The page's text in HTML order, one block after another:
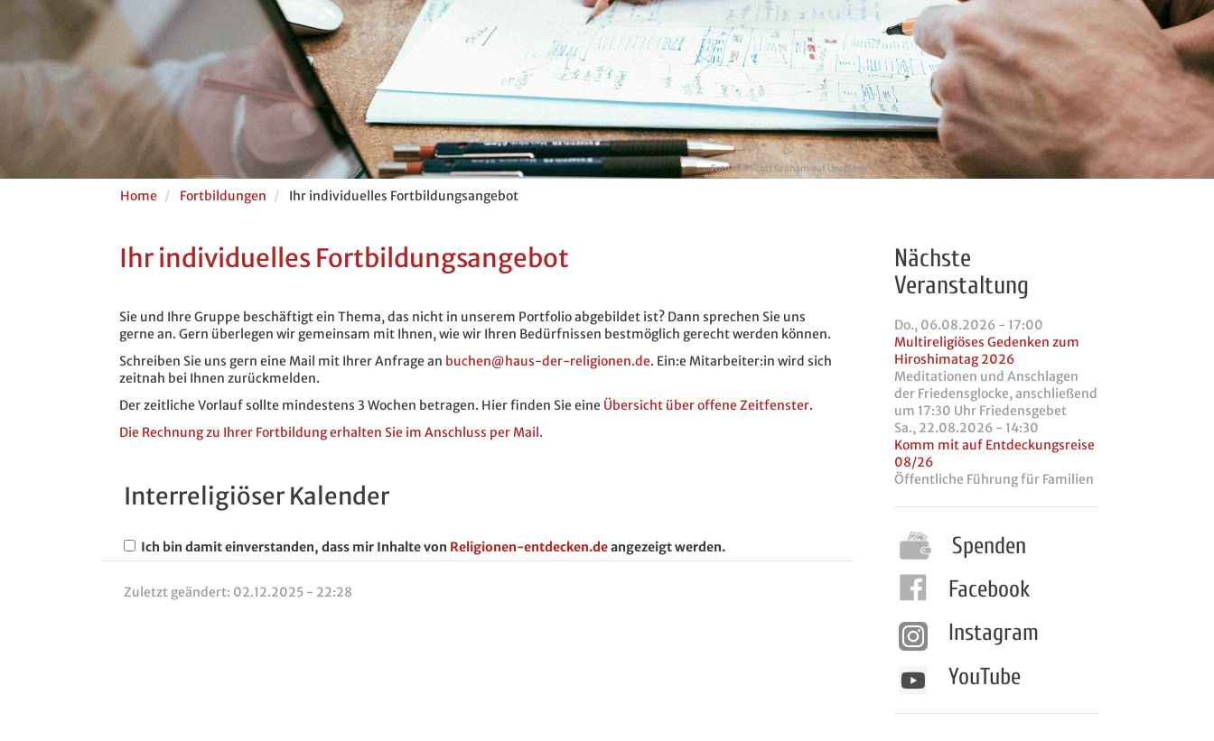
Home Fortbildungen Ihr individuelles Fortbildungsangebot
Ihr individuelles Fortbildungsangebot
Foto vonScott GrahamaufUnsplash
Sie und Ihre Gruppe beschäftigt ein Thema, das nicht in unserem Portfolio abgebildet ist? Dann sprechen Sie uns
gerne an. Gern überlegen wir gemeinsam mit Ihnen, wie wir Ihren Bedürfnissen bestmöglich gerecht werden können.
Schreiben Sie uns gern eine Mail mit Ihrer Anfrage an buchen@haus-der-religionen.de. Ein:e Mitarbeiter:in wird sich
zeitnah bei Ihnen zurückmelden.
Der zeitliche Vorlauf sollte mindestens 3 Wochen betragen. Hier finden Sie eine Übersicht über offene Zeitfenster.
Die Rechnung zu Ihrer Fortbildung erhalten Sie im Anschluss per Mail.
Interreligiöser Kalender
Ich bin damit einverstanden, dass mir Inhalte von Religionen-entdecken.deangezeigt werden.
Zuletzt geändert: 02.12.2025 - 22:28
Nächste
Veranstaltung
Do., 06.08.2026 - 17:00
Multireligiöses Gedenken zum
Hiroshimatag 2026
Meditationen und Anschlagen
der Friedensglocke, anschließend
um 17:30 Uhr Friedensgebet
Sa., 22.08.2026 - 14:30
Komm mit auf Entdeckungsreise
08/26
Öffentliche Führung für Familien
Spenden
Facebook
Instagram
YouTube